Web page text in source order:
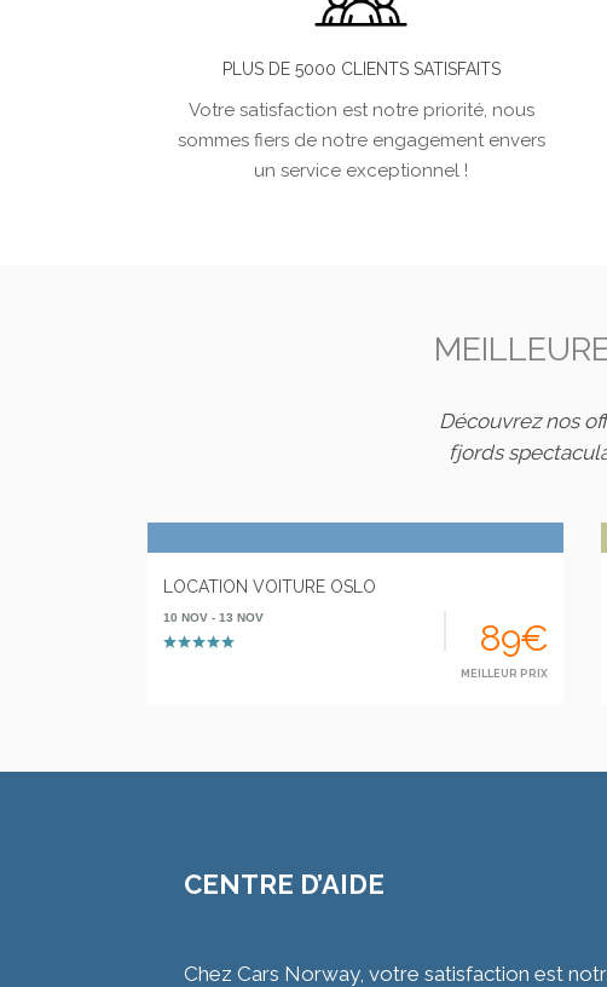
PLUS DE 5000 CLIENTS SATISFAITS
Votre satisfaction est notre priorité, nous
sommes fiers de notre engagement envers
un service exceptionnel !
Découvrez nos
fjords
LOCATION VOITURE OSLO
10 NOV - 13 NOV 89€
MEILLEUR PRIX
CENTRE D’AIDE
Chez Cars Norway, votre satisfaction est